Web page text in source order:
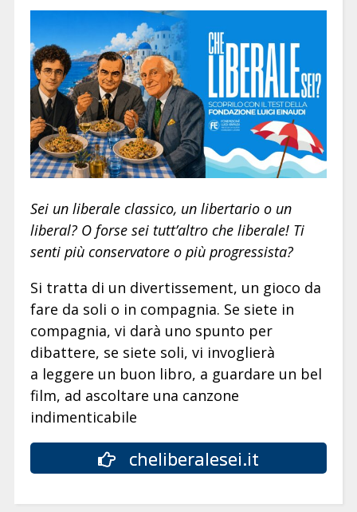
Sei un liberale classico, un libertario o un
liberal? O forse sei tutt’altro che liberale! Ti
senti più conservatore o più progressista?
Si tratta di un divertissement, un gioco da
fare da soli o in compagnia. Se siete in
compagnia, vi darà uno spunto per
dibattere, se siete soli, vi invoglierà
a leggere un buon libro, a guardare un bel
film, ad ascoltare una canzone
indimenticabile
cheliberalesei.it